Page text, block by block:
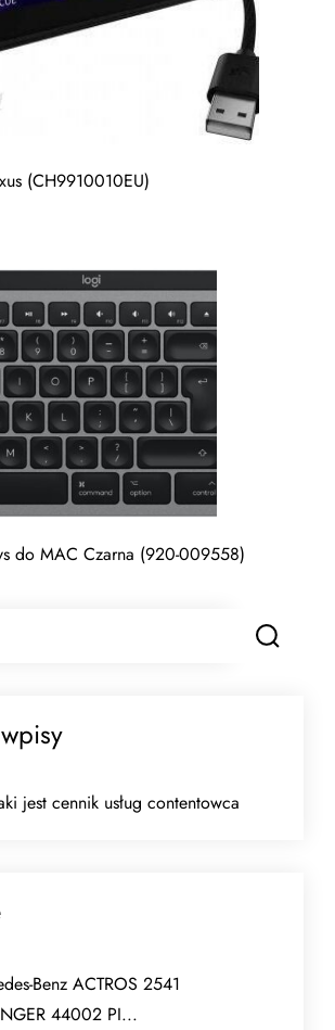
(CH9910010EU)
do MAC Czarna (920-009558)
jest cennik usług contentowca
Benz ACTROS 2541
44002 PI...